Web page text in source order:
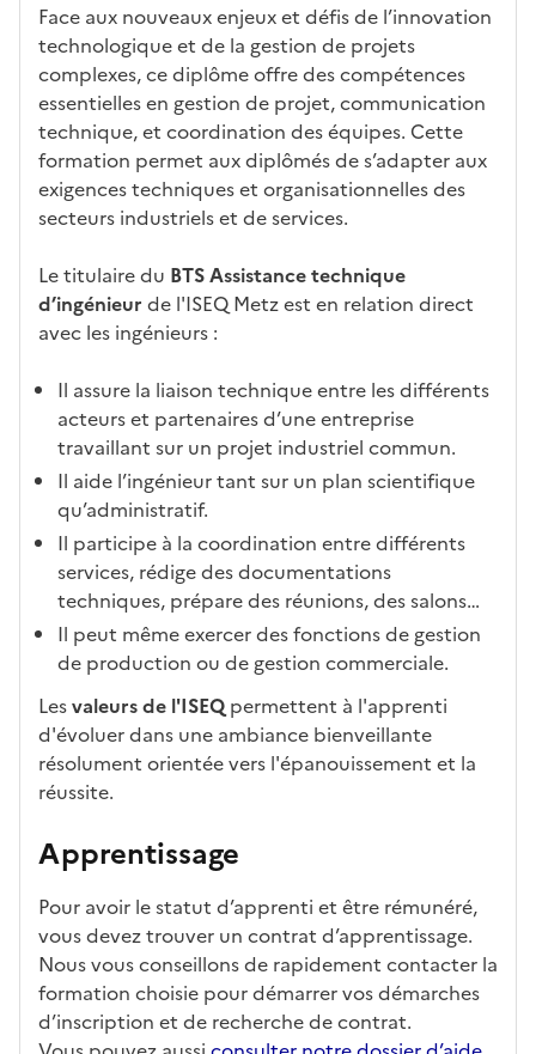
Face aux nouveaux enjeux et défis de l’innovation
technologique et de la gestion de projets
complexes, ce diplôme offre des compétences
essentielles en gestion de projet, communication
technique, et coordination des équipes. Cette
formation permet aux diplômés de s’adapter aux
exigences techniques et organisationnelles des
secteurs industriels et de services.
Le titulaire du BTS Assistance technique
d’ingénieur de l'ISEQ Metz est en relation direct
avec les ingénieurs :
Il assure la liaison technique entre les différents
acteurs et partenaires d’une entreprise
travaillant sur un projet industriel commun.
Il aide l’ingénieur tant sur un plan scientifique
qu’administratif.
Il participe à la coordination entre différents
services, rédige des documentations
techniques, prépare des réunions, des salons…
Il peut même exercer des fonctions de gestion
de production ou de gestion commerciale.
Lesvaleurs de l'ISEQ permettent à l'apprenti
d'évoluer dans une ambiance bienveillante
résolument orientée vers l'épanouissement et la
réussite.
Apprentissage
Pour avoir le statut d’apprenti et être rémunéré,
vous devez trouver un contrat d’apprentissage.
Nous vous conseillons de rapidement contacter la
formation choisie pour démarrer vos démarches
d’inscription et de recherche de contrat.